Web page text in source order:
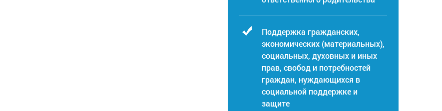
Поддержка гражданских,
экономических (материальных),
социальных, духовных и иных
прав, свобод и потребностей
граждан, нуждающихся в
социальной поддержке и
защите